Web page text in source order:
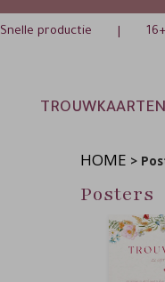
Snelle productie
TROUWKAARTEN
HOME >
Posters